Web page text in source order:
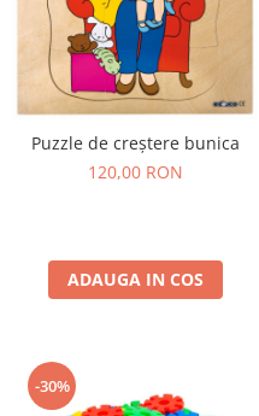
Puzzle de creștere bunica
120,00 RON
ADAUGA IN COS
-30%